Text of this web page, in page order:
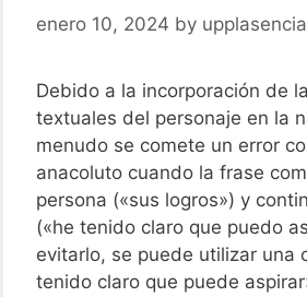
enero 10, 2024 by upplasencia
Debido a la incorporación de
textuales del personaje en la
menudo se comete un error
anacoluto cuando la frase
persona («sus logros») y
(«he tenido claro que puedo
evitarlo, se puede utilizar una
tenido claro que puede